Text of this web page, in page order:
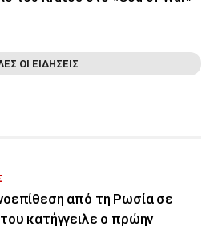
ΟΙ ΕΙΔΗΣΕΙΣ
από τη Ρωσία σε
κατήγγειλε ο πρώην